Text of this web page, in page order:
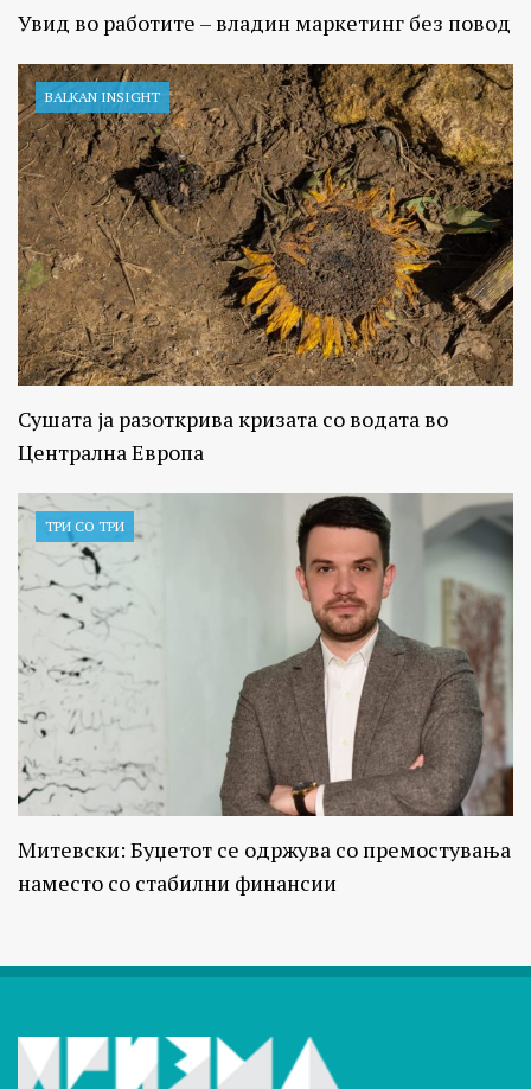
Увид во работите – владин маркетинг без повод
BALKAN INSIGHT
Сушата ја разоткрива кризата со водата во
Централна Европа
ТРИ СО ТРИ
Митевски: Буџетот се одржува со премостувања
наместо со стабилни финансии